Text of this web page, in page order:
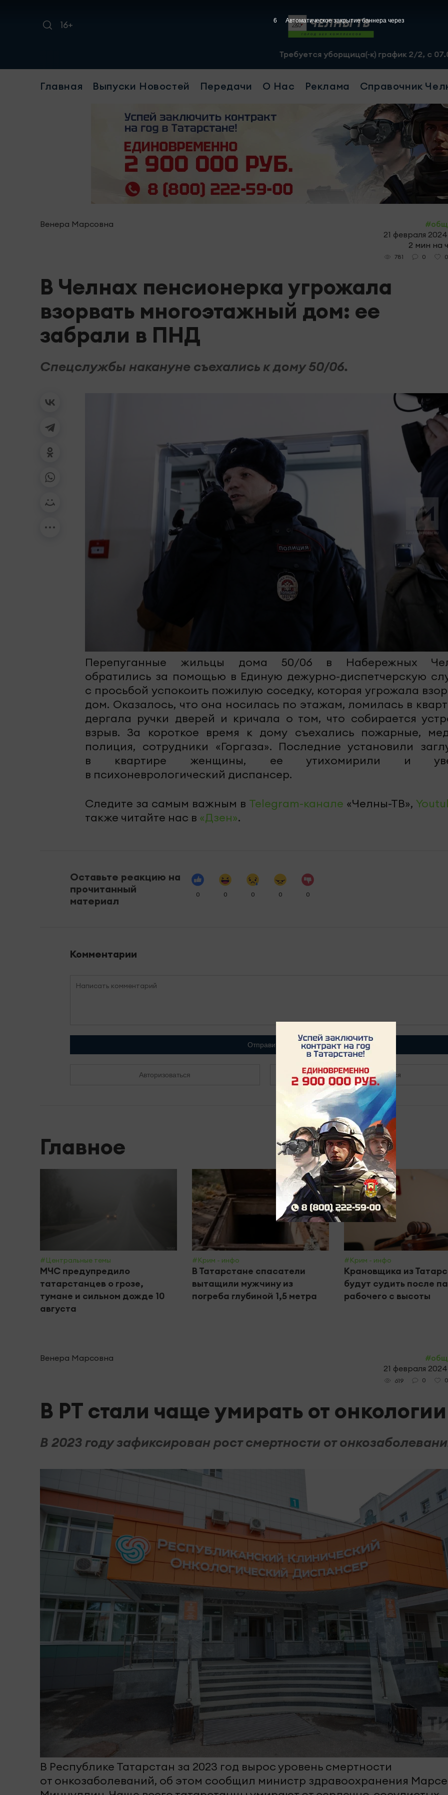
16+
Требуется уборщица(-к) график 2/2, с 07.00 до 19.00,
Главная Выпуски Новостей Передачи О Нас Реклама Справочник
Венера Марсовна
21 февраля
2 мин на
781 0 0
В Челнах пенсионерка угрожала
взорвать многоэтажный дом: ее
забрали в ПНД
Спецслужбы накануне съехались к дому 50/06.
Перепуганные жильцы дома 50/06 в Набережных
обратились за помощью в Единую дежурно-диспетчерскую
с просьбой успокоить пожилую соседку, которая угрожала
дом. Оказалось, что она носилась по этажам, ломилась в
дергала ручки дверей и кричала о том, что собирается
взрыв. За короткое время к дому съехались пожарные,
полиция, сотрудники «Горгаза». Последние установили
в квартире женщины, ее утихомирили и
в психоневрологический диспансер.
Следите за самым важным в Telegram-канале «Челны-ТВ»,
также читайте нас в «Дзен».
Оставьте реакцию на
прочитанный
материал
0 0 0 0 0
Комментарии
Отправить
Авторизоваться Зарегистрироваться
Главное
#Центральные темы
МЧС предупредило
татарстанцев о грозе,
тумане и сильном дожде 10
августа
#Крим - инфо
В Татарстане спасатели
вытащили мужчину из
погреба глубиной 1,5 метра
#Крим - инфо
Крановщика из
будут судить после
рабочего с высоты
Венера Марсовна
21 февраля
619 0 0
В РТ стали чаще умирать от онкологии
В 2023 году зафиксирован рост смертности от
В Республике Татарстан за 2023 год вырос уровень смертности
от онкозаболеваний, об этом сообщил министр здравоохранения
5 Автоматическое закрытие баннера через